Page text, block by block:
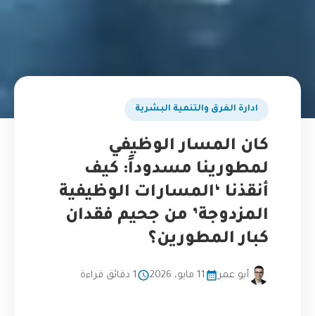
ادارة الفرق والتنمية البشرية
كان المسار الوظيفي
لمطورينا مسدوداً: كيف
أنقذنا ‘المسارات الوظيفية
المزدوجة’ من جحيم فقدان
كبار المطورين؟
أبو عمر 11 مايو، 2026 1 دقائق قراءة